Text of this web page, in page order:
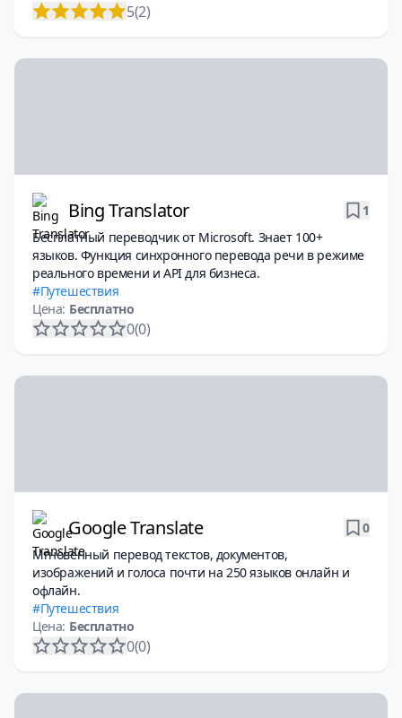
5(2)
Bing Translator
1
Бесплатный переводчик от Microsoft. Знает 100+
языков. Функция синхронного перевода речи в режиме
реального времени и API для бизнеса.
Путешествия
Цена: Бесплатно
0(0)
Google Translate
0
Мгновенный перевод текстов, документов,
изображений и голоса почти на 250 языков онлайн и
офлайн.
Путешествия
Цена: Бесплатно
0(0)